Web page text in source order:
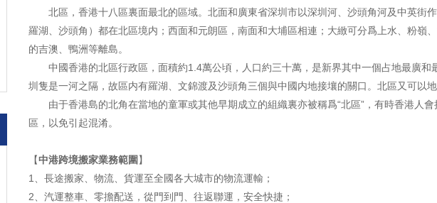
北區，香港十八區裏面最北的區域。北面和廣東省深圳市以深圳河、沙頭角河及中英街
羅湖、沙頭角）都在北區境内；西面和元朗區，南面和大埔區相連；大緻可分爲上水、粉嶺
的吉澳、鴨洲等離島。
中國香港的北區行政區，面積約1.4萬公頃，人口約三十萬，是新界其中一個占地最廣
圳隻是一河之隔，故區内有羅湖、文錦渡及沙頭角三個與中國内地接壤的關口。北區又可以
由于香港島的北角在當地的童軍或其他早期成立的組織裏亦被稱爲“北區”，有時香港人會
區，以免引起混淆。
【中港跨境搬家業務範圍 】
1、長途搬家、物流、貨運至全國各大城市的物流運輸；
2、汽運整車、零擔配送，從門到門、往返聯運，安全快捷；